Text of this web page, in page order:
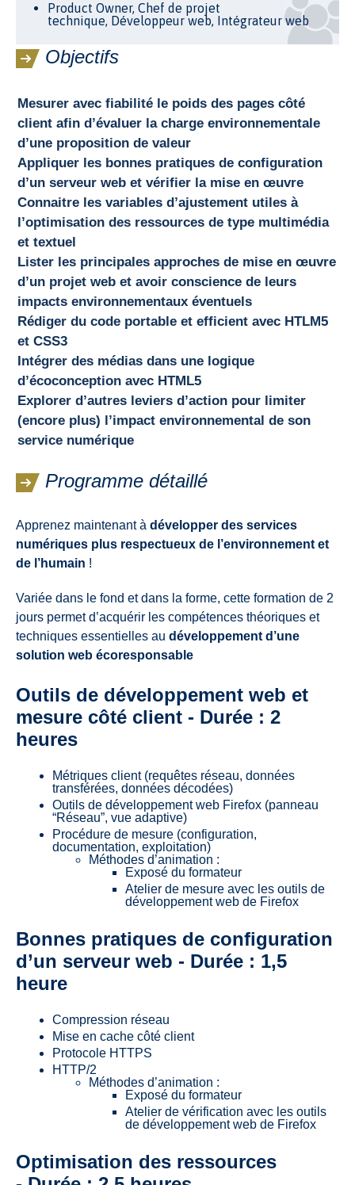
Product Owner, Chef de projet
technique, Développeur web, Intégrateur web
Objectifs
Mesurer avec fiabilité le poids des pages côté
client afin d’évaluer la charge environnementale
d’une proposition de valeur
Appliquer les bonnes pratiques de configuration
d’un serveur web et vérifier la mise en œuvre
Connaitre les variables d’ajustement utiles à
l’optimisation des ressources de type multimédia
et textuel
Lister les principales approches de mise en œuvre
d’un projet web et avoir conscience de leurs
impacts environnementaux éventuels
Rédiger du code portable et efficient avec HTLM5
et CSS3
Intégrer des médias dans une logique
d’écoconception avec HTML5
Explorer d’autres leviers d’action pour limiter
(encore plus) l’impact environnemental de son
service numérique
Programme détaillé
Apprenez maintenant à développer des services
numériques plus respectueux de l’environnement et
de l’humain !
Variée dans le fond et dans la forme, cette formation de 2
jours permet d’acquérir les compétences théoriques et
techniques essentielles au développement d’une
solution web écoresponsable
Outils de développement web et
mesure côté client - Durée : 2
heures
Métriques client (requêtes réseau, données
transférées, données décodées)
Outils de développement web Firefox (panneau
“Réseau”, vue adaptive)
Procédure de mesure (configuration,
documentation, exploitation)
Méthodes d’animation :
Exposé du formateur
Atelier de mesure avec les outils de
développement web de Firefox
Bonnes pratiques de configuration
d’un serveur web - Durée : 1,5
heure
Compression réseau
Mise en cache côté client
Protocole HTTPS
HTTP/2
Méthodes d’animation :
Exposé du formateur
Atelier de vérification avec les outils
de développement web de Firefox
Optimisation des ressources